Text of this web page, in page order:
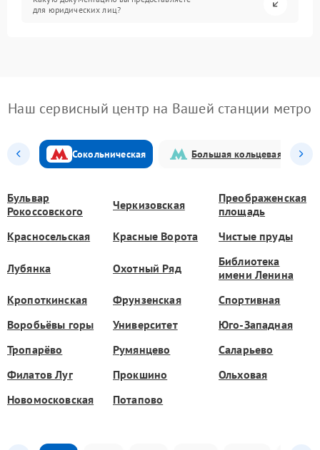
для юридических лиц?
Наш сервисный центр на Вашей станции метро
Сокольническая Большая кольцевая
Бульвар
Рокоссовского
Черкизовская
Преображенская
площадь
Красносельская
Красные Ворота Чистые пруды
Лубянка Охотный Ряд
Библиотека
имени Ленина
Кропоткинская
Фрунзенская
Спортивная
Воробьёвы горы
Университет
Юго-Западная
Тропарёво
Румянцево
Саларьево
Филатов Луг
Прокшино
Ольховая
Новомосковская
Потапово